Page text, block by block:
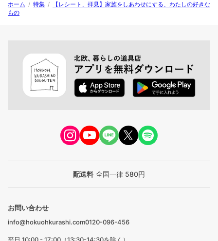
ホーム / 特集 /
【レシート、拝見】家族をしあわせにする、わたしの好きな
もの
配送料 全国一律 580円
お問い合わせ
info@hokuohkurashi.com0120-096-456
平日 10:00 - 17:00（13:30-14:30を除く）